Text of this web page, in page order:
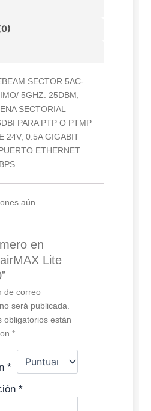
SECTOR 5AC-
5GHZ. 25DBM,
SECTORIAL
PARA PTP O PTMP
24V, 0.5A GIGABIT
ETHERNET
aún.
en
Lite
de correo
será publicada.
obligatorios están
*
*
*